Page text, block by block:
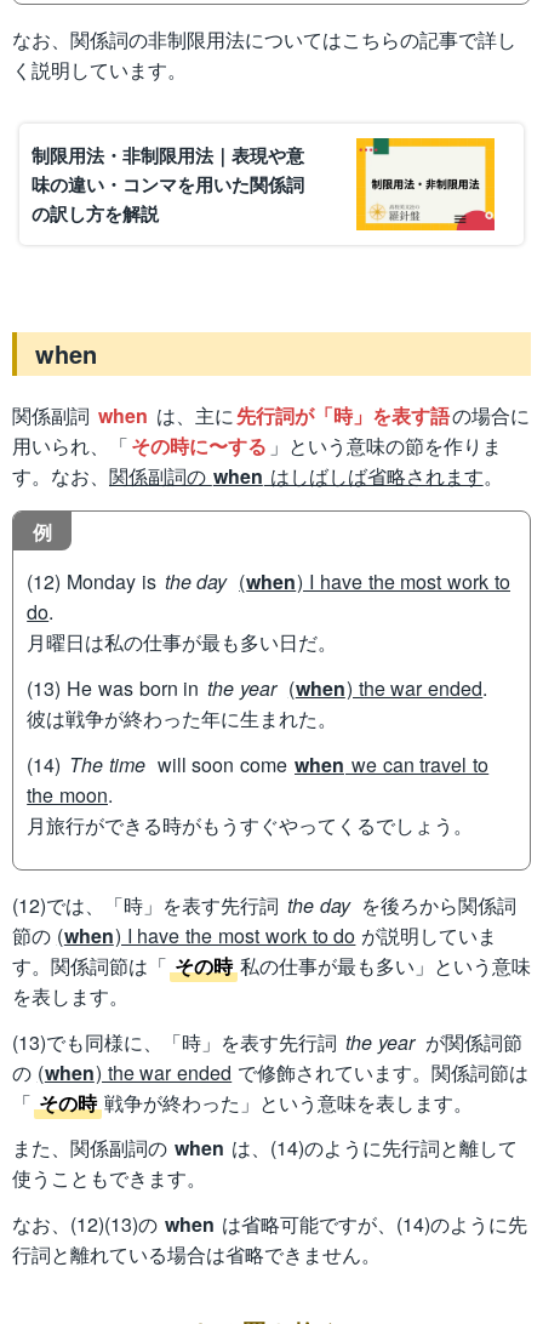
なお、関係詞の非制限用法についてはこちらの記事で詳し
く説明しています。
制限用法・非制限用法｜表現や意
味の違い・コンマを用いた関係詞
の訳し方を解説
when
関係副詞 when は、主に先行詞が「時」を表す語の場合に
用いられ、「その時に〜する 」という意味の節を作りま
す。なお、 関係副詞の when はしばしば省略されます。
例
(12) Monday is the day (when) I have the most work to
do.
月曜日は私の仕事が最も多い日だ。
(13) He was born in the year (when) the war ended.
彼は戦争が終わった年に生まれた。
(14) The time will soon come when we can travel to
the moon.
月旅行ができる時がもうすぐやってくるでしょう。
(12)では、「時」を表す先行詞 the day を後ろから関係詞
節の (when) I have the most work to do が説明していま
す。関係詞節は「 その時 私の仕事が最も多い」という意味
を表します。
(13)でも同様に、「時」を表す先行詞 the year が関係詞節
の (when) the war ended で修飾されています。関係詞節は
「 その時 戦争が終わった」という意味を表します。
また、関係副詞の when は、(14)のように先行詞と離して
使うこともできます。
なお、(12)(13)の when は省略可能ですが、(14)のように先
行詞と離れている場合は省略できません。